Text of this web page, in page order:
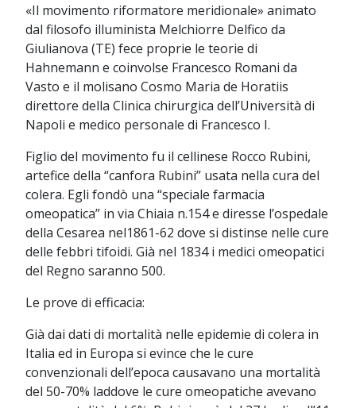
«Il movimento riformatore meridionale» animato
dal filosofo illuminista Melchiorre Delfico da
Giulianova (TE) fece proprie le teorie di
Hahnemann e coinvolse Francesco Romani da
Vasto e il molisano Cosmo Maria de Horatiis
direttore della Clinica chirurgica dell’Università di
Napoli e medico personale di Francesco I.
Figlio del movimento fu il cellinese Rocco Rubini,
artefice della “canfora Rubini” usata nella cura del
colera. Egli fondò una “speciale farmacia
omeopatica” in via Chiaia n.154 e diresse l’ospedale
della Cesarea nel1861-62 dove si distinse nelle cure
delle febbri tifoidi. Già nel 1834 i medici omeopatici
del Regno saranno 500.
Le prove di efficacia:
Già dai dati di mortalità nelle epidemie di colera in
Italia ed in Europa si evince che le cure
convenzionali dell’epoca causavano una mortalità
del 50-70% laddove le cure omeopatiche avevano